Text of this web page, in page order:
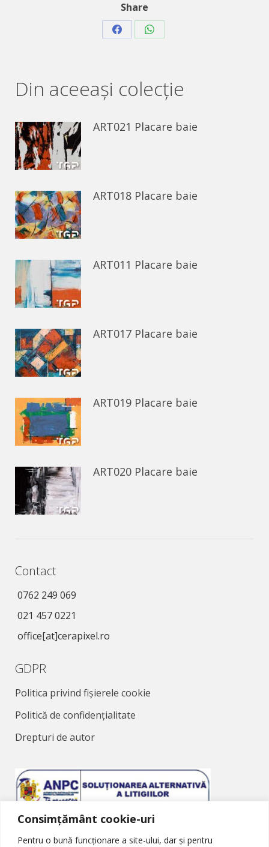
Consimțământ cookie-uri
Pentru o bună funcționare a site-ului, dar și pentru
Share
Share Share
Din aceeaşi colecție
ART021 Placare baie
ART018 Placare baie
ART011 Placare baie
ART017 Placare baie
ART019 Placare baie
ART020 Placare baie
Contact
0762 249 069
021 457 0221
office[at]cerapixel.ro
GDPR
Politica privind fișierele cookie
Politică de confidențialitate
Drepturi de autor
Soluționarea Alternativă a Litigiilor